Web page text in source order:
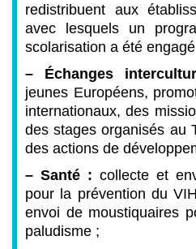
redistribuent aux
avec lesquels un
scolarisation a été
– Échanges
jeunes Européens,
internationaux, des
des stages organisés au
des actions de
–Santé : collecte et
pour la prévention du
envoi de moustiquaires
paludisme ;